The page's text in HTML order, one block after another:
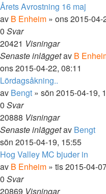
Årets Avrostning 16 maj
av B Enheim » ons 2015-04-
0 Svar
20421 Visningar
Senaste inläggetav B
ons 2015-04-22, 08:11
Lördagsåkning..
av Bengt » sön 2015-04-19,
0 Svar
20888 Visningar
Senaste inläggetav Bengt
sön 2015-04-19, 15:55
Hog Valley MC bjuder in
av B Enheim » tis 2015-04-
0 Svar
20869 Visningar